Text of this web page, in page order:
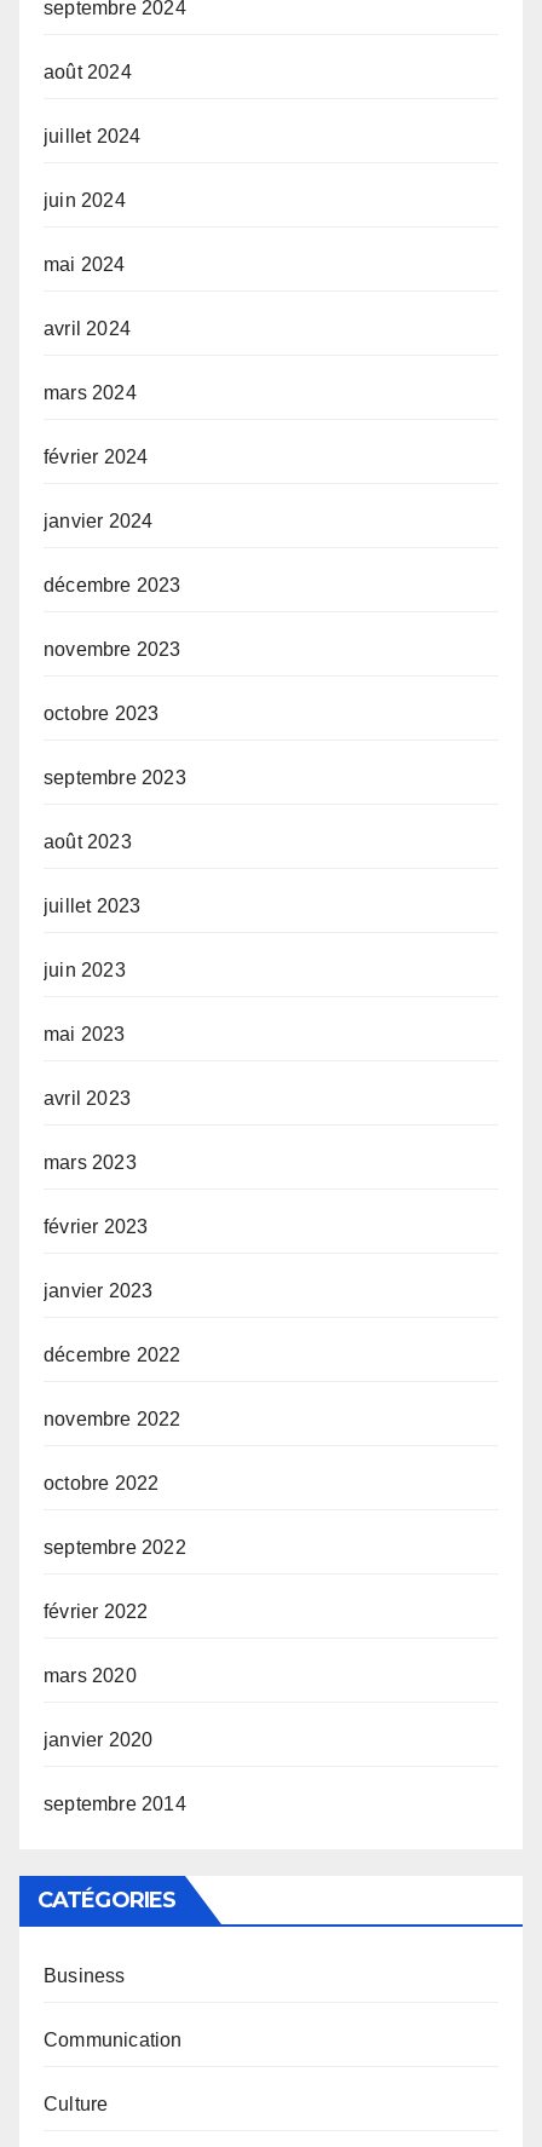
septembre 2024
août 2024
juillet 2024
juin 2024
mai 2024
avril 2024
mars 2024
février 2024
janvier 2024
décembre 2023
novembre 2023
octobre 2023
septembre 2023
août 2023
juillet 2023
juin 2023
mai 2023
avril 2023
mars 2023
février 2023
janvier 2023
décembre 2022
novembre 2022
octobre 2022
septembre 2022
février 2022
mars 2020
janvier 2020
septembre 2014
CATÉGORIES
Business
Communication
Culture